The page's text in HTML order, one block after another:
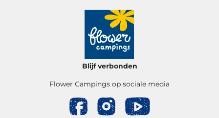
Blijf verbonden
Flower Campings op sociale media